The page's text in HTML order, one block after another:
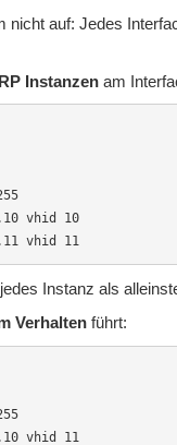
auf: Jedes
Instanzen am
vhid 10
vhid 11
Instanz als
Verhalten führt:
vhid 11